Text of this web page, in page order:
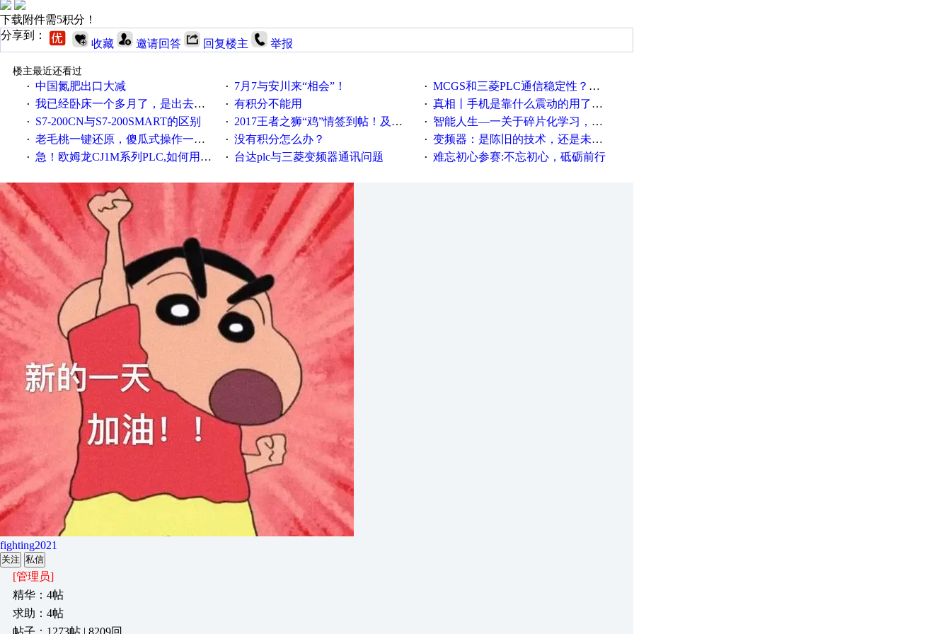
下载附件需5积分！
分享到：
收藏 邀请回答 回复楼主 举报
楼主最近还看过
· 中国氮肥出口大减 · 7月7与安川来“相会”！ · MCGS和三菱PLC通信稳定性？？？
· 我已经卧床一个多月了，是出去安装机械手在高速遭遇车祸所致:大家工作都要特别注意啊 · 有积分不能用 · 真相丨手机是靠什么震动的用了这么多年才知道！
· S7-200CN与S7-200SMART的区别 · 2017王者之狮“鸡”情签到帖！及时更新在线研讨会预告 · 智能人生—一关于碎片化学习，看这一篇就够了！
· 老毛桃一键还原，傻瓜式操作一键轻松备份还原；程序为向导式安装，一键即可实现自动备份或还原系统。 · 没有积分怎么办？ · 变频器：是陈旧的技术，还是未来的幕后英雄？
· 急！欧姆龙CJ1M系列PLC,如何用时间控制变频器。要求时间在组态王中可以自由输入！拜托各位大神了！ · 台达plc与三菱变频器通讯问题 · 难忘初心参赛:不忘初心，砥砺前行
fighting2021
关注 私信
[管理员]
精华：4帖
求助：4帖
帖子：1273帖 | 8209回